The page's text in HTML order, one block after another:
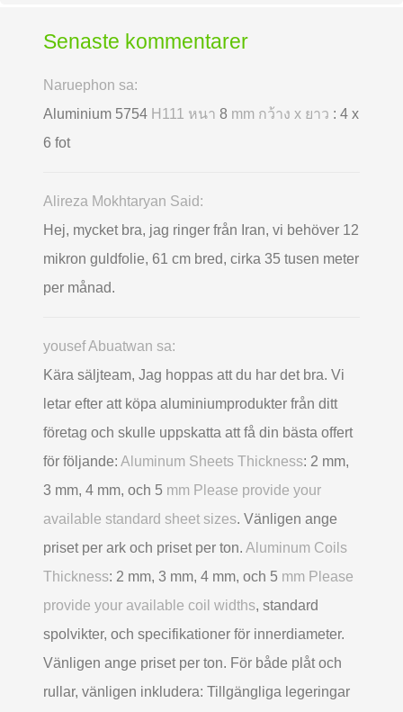
Senaste kommentarer
Naruephon sa:
Aluminium 5754 H111 หนา 8 mm กว้าง x ยาว : 4 x
6 fot
Alireza Mokhtaryan Said:
Hej, mycket bra, jag ringer från Iran, vi behöver 12
mikron guldfolie, 61 cm bred, cirka 35 tusen meter
per månad.
yousef Abuatwan sa:
Kära säljteam, Jag hoppas att du har det bra. Vi
letar efter att köpa aluminiumprodukter från ditt
företag och skulle uppskatta att få din bästa offert
för följande: Aluminum Sheets Thickness: 2 mm,
3 mm, 4 mm, och 5 mm Please provide your
available standard sheet sizes. Vänligen ange
priset per ark och priset per ton. Aluminum Coils
Thickness: 2 mm, 3 mm, 4 mm, och 5 mm Please
provide your available coil widths, standard
spolvikter, och specifikationer för innerdiameter.
Vänligen ange priset per ton. För både plåt och
rullar, vänligen inkludera: Tillgängliga legeringar